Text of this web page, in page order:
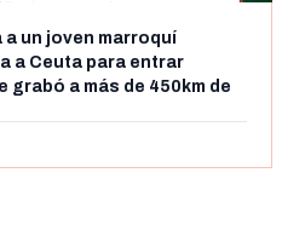
a un joven marroquí
a Ceuta para entrar
grabó a más de 450km de